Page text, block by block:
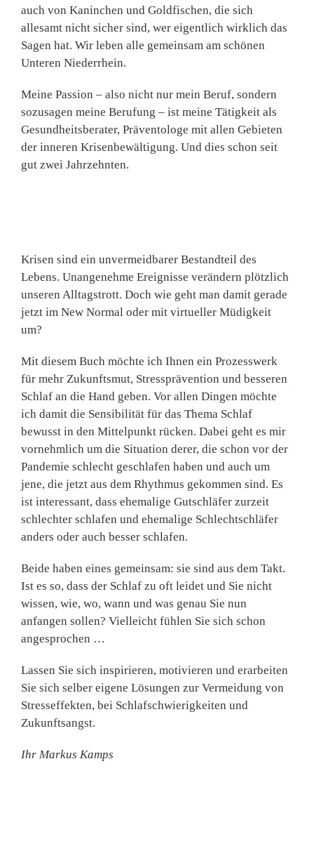
auch von Kaninchen und Goldfischen, die sich
allesamt nicht sicher sind, wer eigentlich wirklich das
Sagen hat. Wir leben alle gemeinsam am schönen
Unteren Niederrhein.
Meine Passion – also nicht nur mein Beruf, sondern
sozusagen meine Berufung – ist meine Tätigkeit als
Gesundheitsberater, Präventologe mit allen Gebieten
der inneren Krisenbewältigung. Und dies schon seit
gut zwei Jahrzehnten.
Krisen sind ein unvermeidbarer Bestandteil des
Lebens. Unangenehme Ereignisse verändern plötzlich
unseren Alltagstrott. Doch wie geht man damit gerade
jetzt im New Normal oder mit virtueller Müdigkeit
um?
Mit diesem Buch möchte ich Ihnen ein Prozesswerk
für mehr Zukunftsmut, Stressprävention und besseren
Schlaf an die Hand geben. Vor allen Dingen möchte
ich damit die Sensibilität für das Thema Schlaf
bewusst in den Mittelpunkt rücken. Dabei geht es mir
vornehmlich um die Situation derer, die schon vor der
Pandemie schlecht geschlafen haben und auch um
jene, die jetzt aus dem Rhythmus gekommen sind. Es
ist interessant, dass ehemalige Gutschläfer zurzeit
schlechter schlafen und ehemalige Schlechtschläfer
anders oder auch besser schlafen.
Beide haben eines gemeinsam: sie sind aus dem Takt.
Ist es so, dass der Schlaf zu oft leidet und Sie nicht
wissen, wie, wo, wann und was genau Sie nun
anfangen sollen? Vielleicht fühlen Sie sich schon
angesprochen …
Lassen Sie sich inspirieren, motivieren und erarbeiten
Sie sich selber eigene Lösungen zur Vermeidung von
Stresseffekten, bei Schlafschwierigkeiten und
Zukunftsangst.
Ihr Markus Kamps